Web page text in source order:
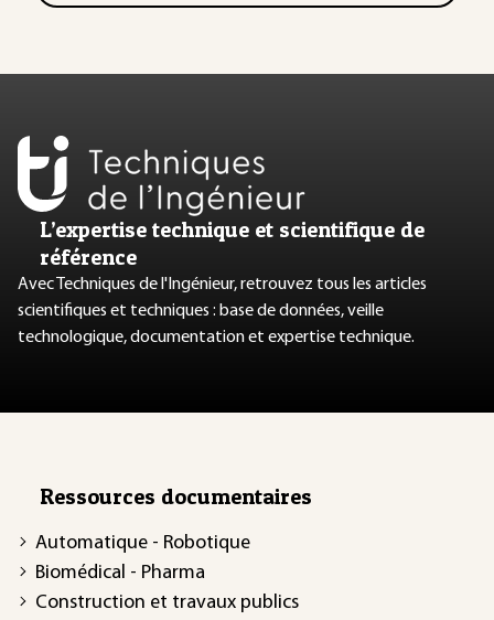
L’expertise technique et scientifique de
référence
Avec Techniques de l'Ingénieur, retrouvez tous les articles
scientifiques et techniques : base de données, veille
technologique, documentation et expertise technique.
Ressources documentaires
Automatique - Robotique
Biomédical - Pharma
Construction et travaux publics